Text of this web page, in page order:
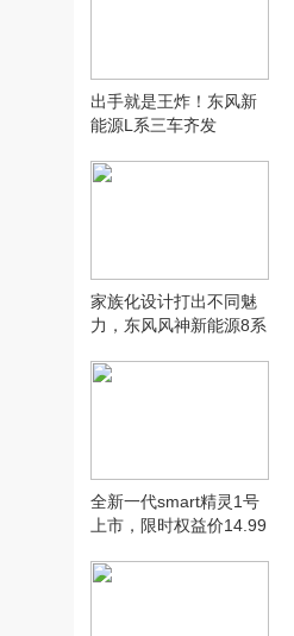
出手就是王炸！东风新
能源L系三车齐发
家族化设计打出不同魅
力，东风风神新能源8系
全新一代smart精灵1号
上市，限时权益价14.99